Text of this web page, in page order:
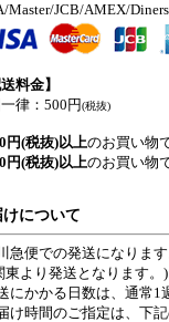
Master/JCB/AMEX/Diners
送料金】
律：500円(税抜)
円(税抜)以上のお買い物
円(税抜)以上のお買い物
けについて
急便での発送になります
より発送となります。)
にかかる日数は、通常1
け時間のご指定は、下